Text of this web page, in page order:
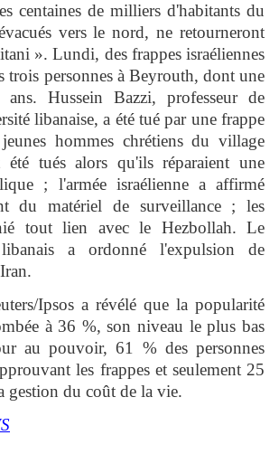
centaines de milliers d'habitants du
vers le nord, ne retourneront
». Lundi, des frappes israéliennes
trois personnes à Beyrouth, dont une
Hussein Bazzi, professeur de
libanaise, a été tué par une frappe
hommes chrétiens du village
tués alors qu'ils réparaient une
; l'armée israélienne a affirmé
du matériel de surveillance ; les
tout lien avec le Hezbollah. Le
libanais a ordonné l'expulsion de
Ipsos a révélé que la popularité
à 36 %, son niveau le plus bas
au pouvoir, 61 % des personnes
les frappes et seulement 25
gestion du coût de la vie.